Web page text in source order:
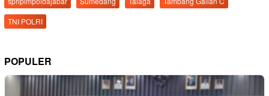
TNI POLRI
POPULER